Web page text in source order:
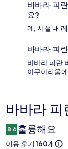
바바라 피
요?
예, 시설 내
바바라 피
바바라 피란
아쿠아리움
이
용
후
바바라 피
8.6 훌륭해요
이용 후기 160개